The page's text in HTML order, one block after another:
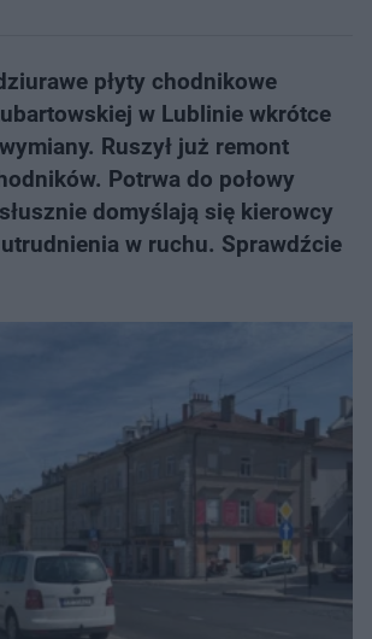
płyty chodnikowe
w Lublinie wkrótce
Ruszył już remont
Potrwa do połowy
domyślają się kierowcy
w ruchu. Sprawdźcie